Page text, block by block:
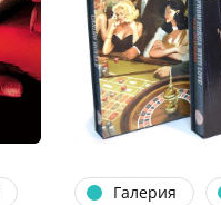
Галерия